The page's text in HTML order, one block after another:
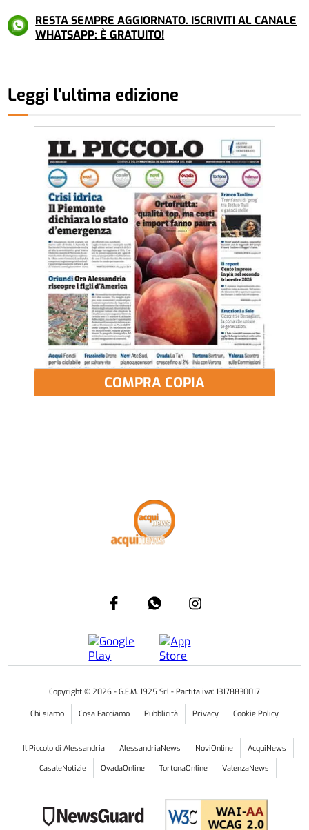
RESTA SEMPRE AGGIORNATO. ISCRIVITI AL CANALE
WHATSAPP: È GRATUITO!
Leggi l'ultima edizione
COMPRA COPIA
Copyright © 2026 - G.E.M. 1925 Srl - Partita iva: 13178830017
Chi siamo Cosa Facciamo Pubblicità Privacy Cookie Policy
Il Piccolo di Alessandria AlessandriaNews NoviOnline
AcquiNews
CasaleNotizie
OvadaOnline TortonaOnline ValenzaNews